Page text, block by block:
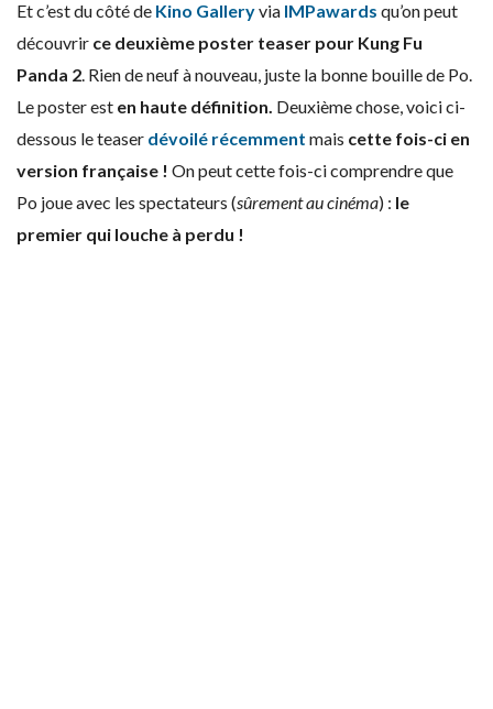
Et c’est du côté de Kino Galleryvia IMPawards qu’on peut
découvrir ce deuxième poster teaser pour Kung Fu
Panda 2 . Rien de neuf à nouveau, juste la bonne bouille de Po.
Le poster est en haute définition. Deuxième chose, voici ci-
dessous le teaser dévoilé récemment mais cette fois-ci en
version française ! On peut cette fois-ci comprendre que
Po joue avec les spectateurs (sûrement au cinéma) : le
premier qui louche à perdu !